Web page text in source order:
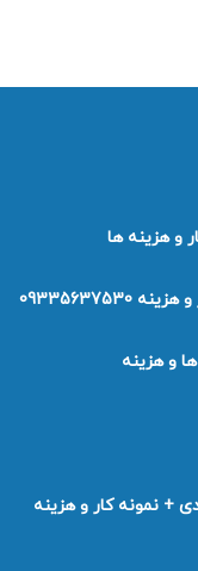
و هزینه ها
و هزینه
+ نمونه کار و هزینه